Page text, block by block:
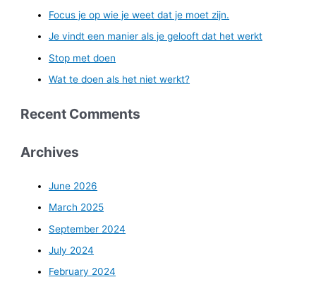
Focus je op wie je weet dat je moet zijn.
Je vindt een manier als je gelooft dat het werkt
Stop met doen
Wat te doen als het niet werkt?
Recent Comments
Archives
June 2026
March 2025
September 2024
July 2024
February 2024